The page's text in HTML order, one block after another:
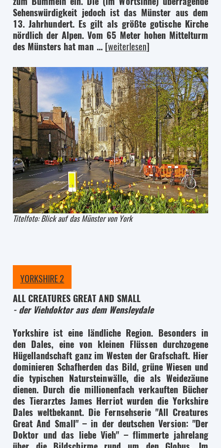
Sehenswürdigkeit jedoch ist das Münster aus dem
13. Jahrhundert. Es gilt als größte gotische Kirche
nördlich der Alpen. Vom 65 Meter hohen Mittelturm
des Münsters hat man ... [weiterlesen]
Titelfoto: Blick auf das Münster von York
YORKSHIRE 2
ALL CREATURES GREAT AND SMALL
- der Viehdoktor aus dem Wensleydale
Yorkshire ist eine ländliche Region. Besonders in
den Dales, eine von kleinen Flüssen durchzogene
Hügellandschaft ganz im Westen der Grafschaft. Hier
dominieren Schafherden das Bild, grüne Wiesen und
die typischen Natursteinwälle, die als Weidezäune
dienen. Durch die millionenfach verkauften Bücher
des Tierarztes James Herriot wurden die Yorkshire
Dales weltbekannt. Die Fernsehserie "All Creatures
Great And Small" – in der deutschen Version: "Der
Doktor und das liebe Vieh" – flimmerte jahrelang